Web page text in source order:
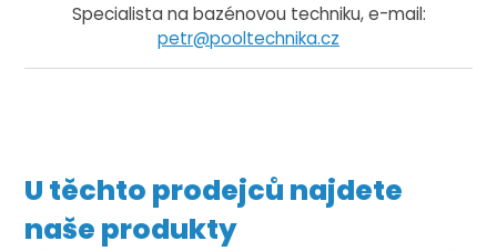
Specialista na bazénovou techniku, e-mail:
petr@pooltechnika.cz
U těchto prodejců najdete
naše produkty